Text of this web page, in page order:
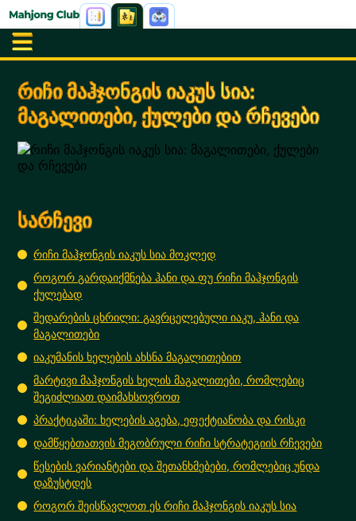
რიჩი მაჰჯონგის იაკუს სია:
მაგალითები, ქულები და რჩევები
სარჩევი
რიჩი მაჰჯონგის იაკუს სია მოკლედ
როგორ გარდაიქმნება ჰანი და ფუ რიჩი მაჰჯონგის
ქულებად
შედარების ცხრილი: გავრცელებული იაკუ, ჰანი და
მაგალითები
იაკუმანის ხელების ახსნა მაგალითებით
მარტივი მაჰჯონგის ხელის მაგალითები, რომლებიც
შეგიძლიათ დაიმახსოვროთ
პრაქტიკაში: ხელების აგება, ეფექტიანობა და რისკი
დამწყებთათვის მეგობრული რიჩი სტრატეგიის რჩევები
წესების ვარიანტები და შეთანხმებები, რომლებიც უნდა
დაზუსტდეს
როგორ შეისწავლოთ ეს რიჩი მაჰჯონგის იაკუს სია